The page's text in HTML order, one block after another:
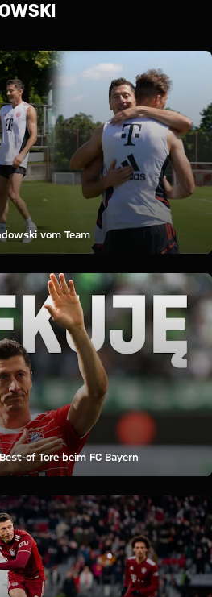
Lewandowski
vom Team
of Tore beim FC Bayern